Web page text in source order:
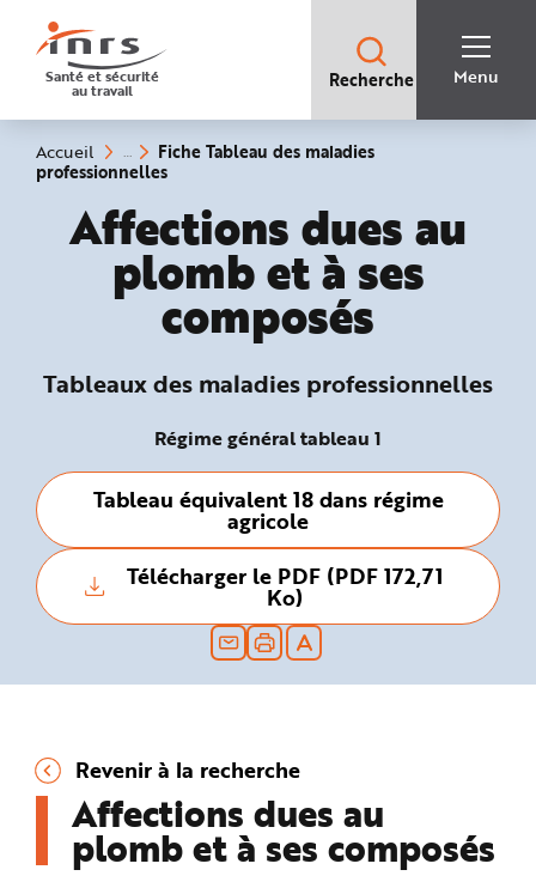
rapides
e
l
Santé et sécurité
au travail Recherche Menu
Vous
êtes
ici
Accueil
Fiche Tableau des maladies
professionnelles(rubrique
Tableaux des
Affections dues au
plomb et à ses
composés
Tableaux des maladies professionnelles
Régime général tableau 1
Tableau équivalent 18 dans régime
agricole
Télécharger le PDF (PDF 172,71
Ko)
Affections dues au
plomb et à ses composés
Revenir à la recherche